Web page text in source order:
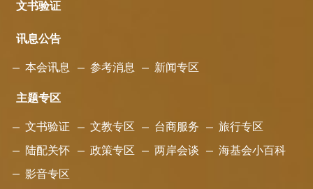
文书验证
讯息公告
本会讯息 参考消息 新闻专区
主题专区
文书验证 文教专区 台商服务 旅行专区
陆配关怀 政策专区 两岸会谈 海基会小百科
影音专区